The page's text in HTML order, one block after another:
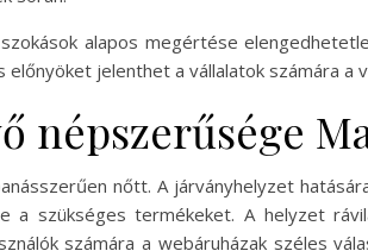
alapos megértése
jelenthet a vállalatok számára a
népszerűsége
nőtt. A járványhelyzet
szükséges termékeket. A helyzet
számára a webáruházak széles